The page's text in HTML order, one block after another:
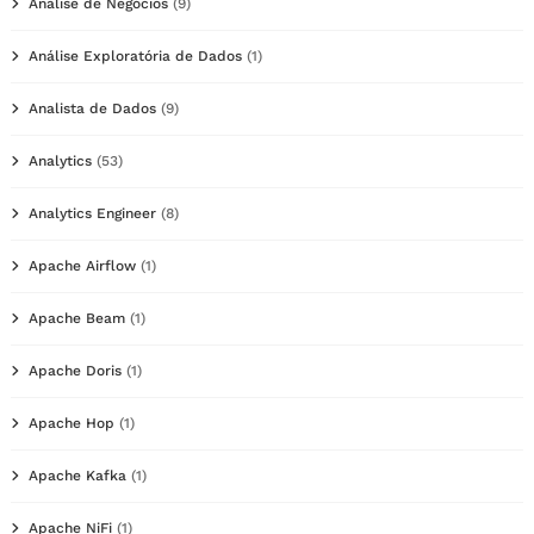
Análise de Negócios (9)
Análise Exploratória de Dados (1)
Analista de Dados (9)
Analytics (53)
Analytics Engineer (8)
Apache Airflow (1)
Apache Beam (1)
Apache Doris (1)
Apache Hop (1)
Apache Kafka (1)
Apache NiFi (1)